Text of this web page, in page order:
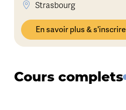
Strasbourg
En savoir plus & s'inscrire
Cours complets